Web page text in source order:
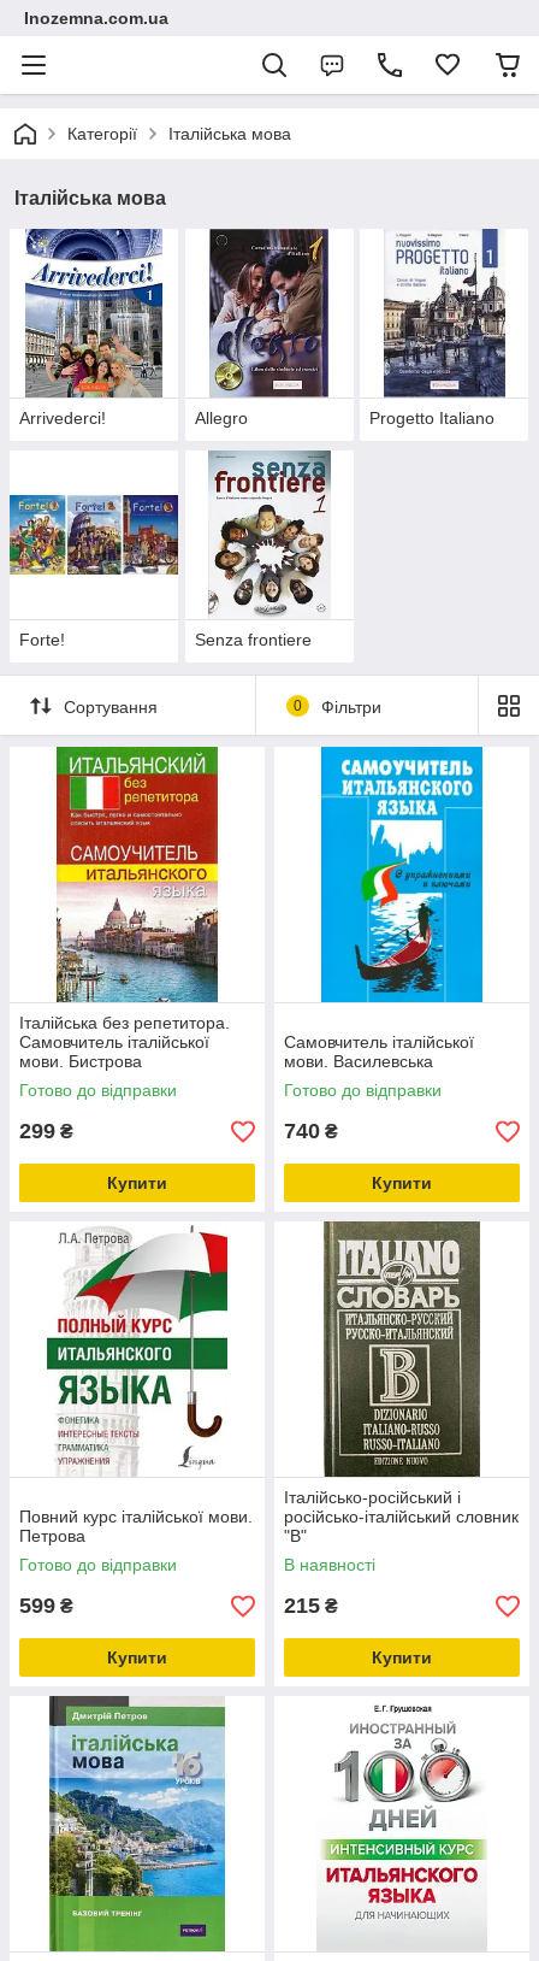
Inozemna.com.ua
Категорії Італійська мова
Італійська мова
Arrivederci! Allegro Progetto Italiano
Forte! Senza frontiere
Сортування 0 Фільтри
Італійська без репетитора.
Самовчитель італійської
мови. Бистрова
Готово до відправки
299 ₴
Купити
Самовчитель італійської
мови. Василевська
Готово до відправки
740 ₴
Купити
Повний курс італійської мови.
Петрова
Готово до відправки
599 ₴
Купити
Італійсько-російський і
російсько-італійський словник
"В"
В наявності
215 ₴
Купити